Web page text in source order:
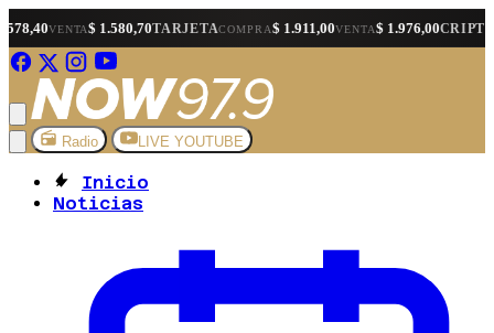
$ 1.580,70TARJETACOMPRA$ 1.911,00VENTA $ 1.976,00CRIPTOCOMPRA$
Radio LIVE YOUTUBE
Inicio
Noticias